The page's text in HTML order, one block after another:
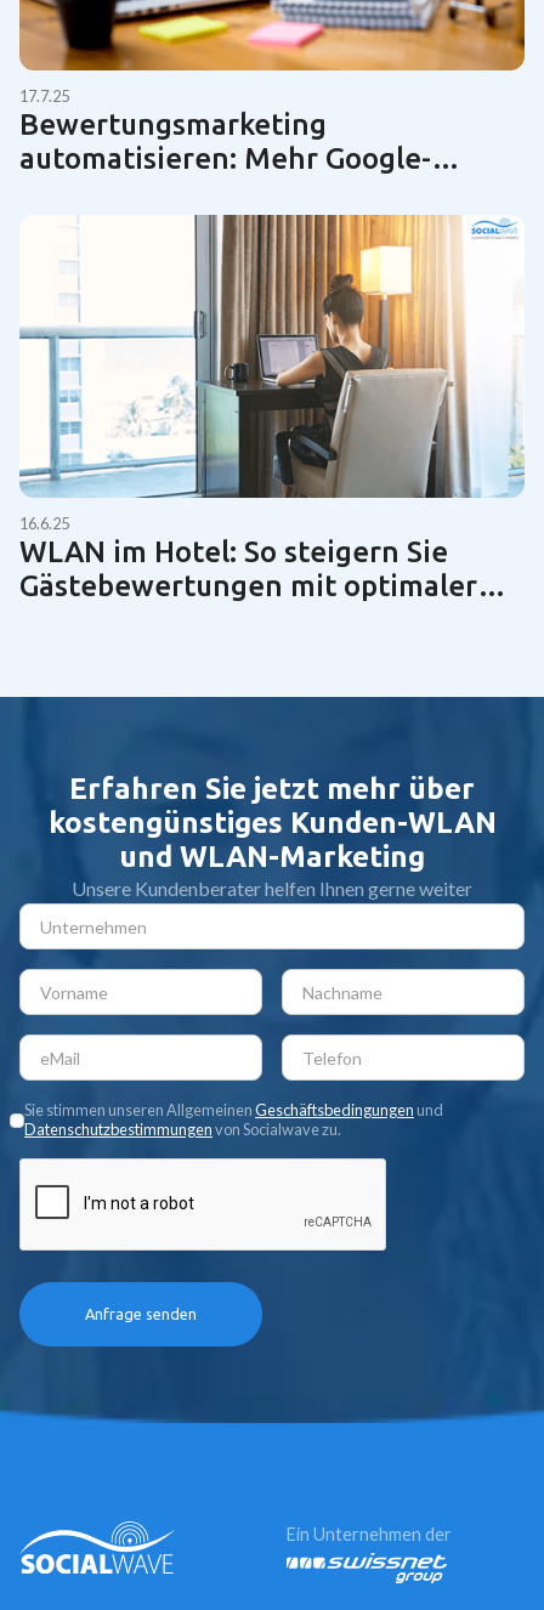
17.7.25
Bewertungsmarketing
automatisieren: Mehr Google-
16.6.25
WLAN im Hotel: So steigern Sie
Gästebewertungen mit optimaler
Erfahren Sie jetzt mehr über
kostengünstiges Kunden-WLAN
und WLAN-Marketing
Unsere Kundenberater helfen Ihnen gerne weiter
Sie stimmen unseren AllgemeinenGeschäftsbedingungen und
Datenschutzbestimmungenvon Socialwave zu.
Ein Unternehmen der